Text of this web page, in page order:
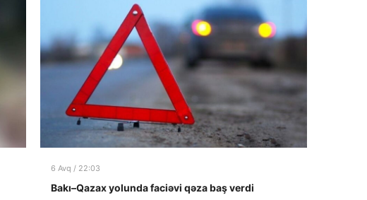
6 Avq / 22:03
Bakı–Qazax yolunda faciəvi qəza baş verdi